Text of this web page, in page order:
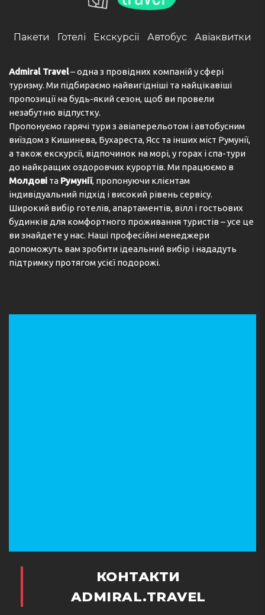
Пакети Готелі Екскурсії Автобус Авіаквитки
Admiral Travel– одна з провідних компаній у сфері
туризму. Ми підбираємо найвигідніші та найцікавіші
пропозиції на будь-який сезон, щоб ви провели
незабутню відпустку.
Пропонуємо гарячі тури з авіаперельотом і автобусним
виїздом з Кишинева, Бухареста, Ясс та інших міст Румунії,
а також екскурсії, відпочинок на морі, у горах і спа-тури
до найкращих оздоровчих курортів. Ми працюємо в
Молдові та Румунії, пропонуючи клієнтам
індивідуальний підхід і високий рівень сервісу.
Широкий вибір готелів, апартаментів, вілл і гостьових
будинків для комфортного проживання туристів – усе це
ви знайдете у нас. Наші професійні менеджери
допоможуть вам зробити ідеальний вибір і нададуть
підтримку протягом усієї подорожі.
КОНТАКТИ
ADMIRAL.TRAVEL